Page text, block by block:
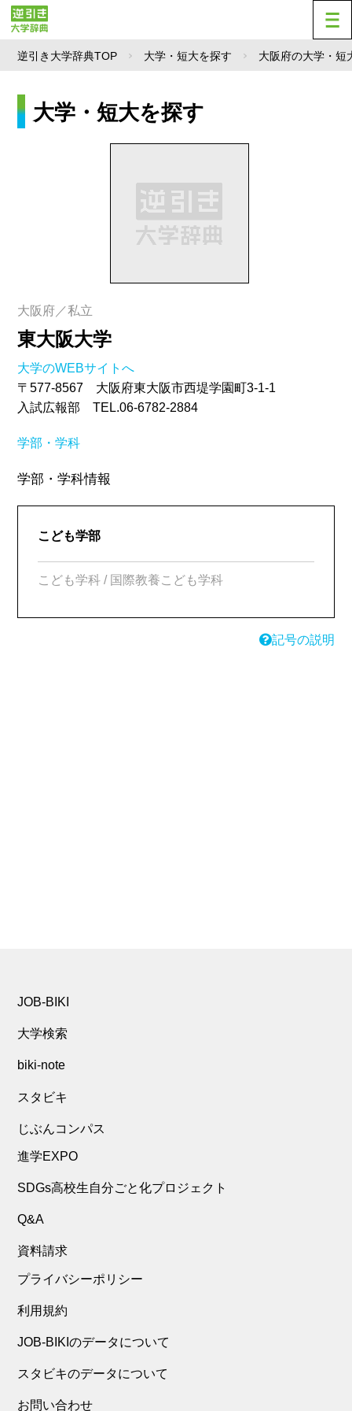
逆引き大学辞典TOP 大学・短大を探す 大阪府の大学・短
大学・短大を探す
大阪府／私立
東大阪大学
大学のWEBサイトへ
〒577-8567 大阪府東大阪市西堤学園町3-1-1
入試広報部 TEL.06-6782-2884
学部・学科
学部・学科情報
こども学部
こども学科 / 国際教養こども学科
記号の説明
JOB-BIKI
大学検索
biki-note
スタビキ
じぶんコンパス
進学EXPO
SDGs高校生自分ごと化プロジェクト
Q&A
資料請求
プライバシーポリシー
利用規約
JOB-BIKIのデータについて
スタビキのデータについて
お問い合わせ